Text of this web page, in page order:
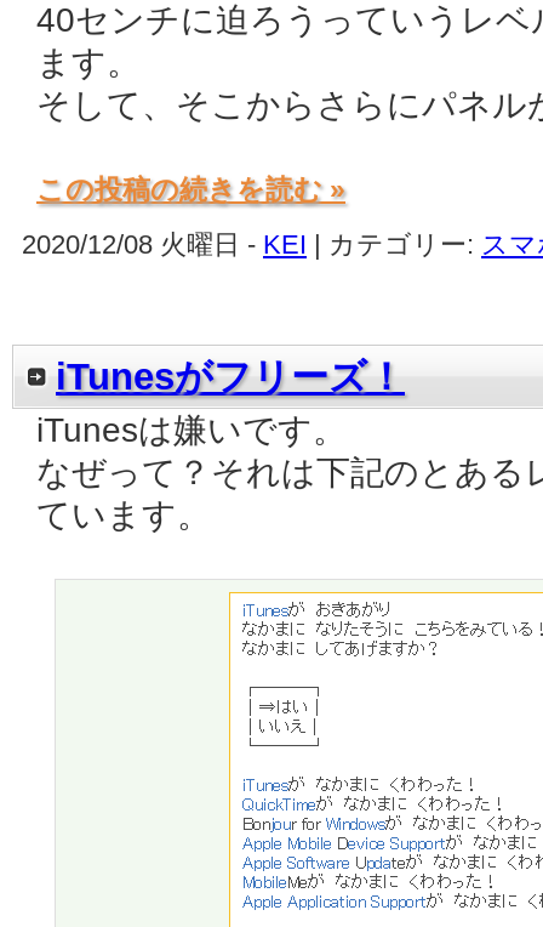
40センチに迫ろうっていうレ
ます。
そして、そこからさらにパネ
この投稿の続きを読む »
2020/12/08 火曜日 - KEI | カテゴリー: ス
iTunesがフリーズ！
iTunesは嫌いです。
なぜって？それは下記のとある
ています。